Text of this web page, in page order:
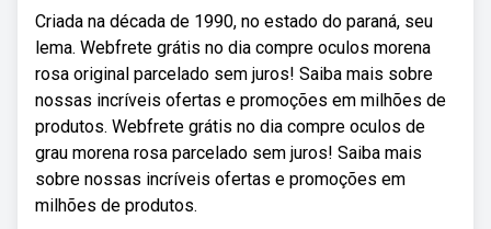
Criada na década de 1990, no estado do paraná, seu
lema. Webfrete grátis no dia compre oculos morena
rosa original parcelado sem juros! Saiba mais sobre
nossas incríveis ofertas e promoções em milhões de
produtos. Webfrete grátis no dia compre oculos de
grau morena rosa parcelado sem juros! Saiba mais
sobre nossas incríveis ofertas e promoções em
milhões de produtos.